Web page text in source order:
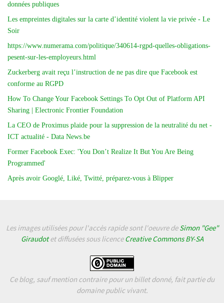
données publiques
Les empreintes digitales sur la carte d’identité violent la vie privée - Le
Soir
https://www.numerama.com/politique/340614-rgpd-quelles-obligations-
pesent-sur-les-employeurs.html
Zuckerberg avait reçu l’instruction de ne pas dire que Facebook est
conforme au RGPD
How To Change Your Facebook Settings To Opt Out of Platform API
Sharing | Electronic Frontier Foundation
La CEO de Proximus plaide pour la suppression de la neutralité du net -
ICT actualité - Data News.be
Former Facebook Exec: 'You Don’t Realize It But You Are Being
Programmed'
Après avoir Googlé, Liké, Twitté, préparez-vous à Blipper
Les images utilisées pour l'accès rapide sont l'oeuvre deSimon "Gee"
Giraudotet diffusées sous licenceCreative Commons BY-SA
Ce blog, sauf mention contraire pour un billet donné, fait partie du
domaine public vivant.